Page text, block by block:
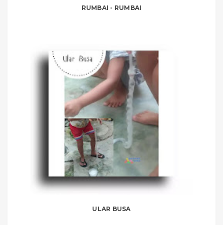
RUMBAI - RUMBAI
ULAR BUSA